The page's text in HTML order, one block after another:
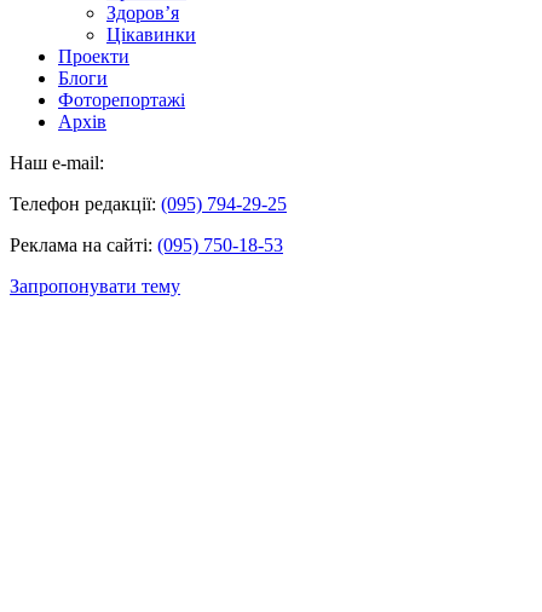
Здоров’я
Цікавинки
Проекти
Блоги
Фоторепортажі
Архів
Наш e-mail:
Телефон редакції: (095) 794-29-25
Реклама на сайті: (095) 750-18-53
Запропонувати тему